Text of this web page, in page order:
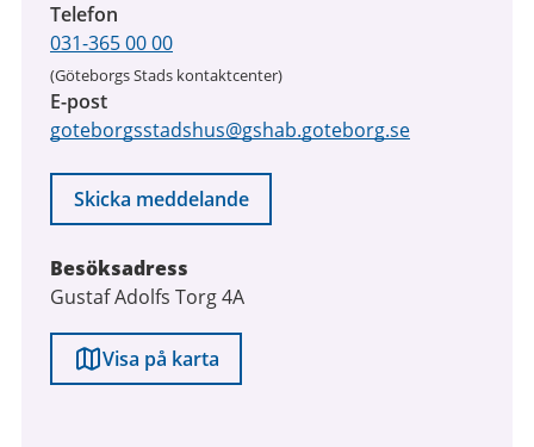
Telefon
031-365 00 00
(Göteborgs Stads kontaktcenter)
E-post
goteborgsstadshus@gshab.goteborg.se
Skicka meddelande
Besöksadress
Gustaf Adolfs Torg 4A
Visa på karta